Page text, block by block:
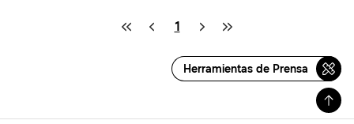
1
Herramientas de Prensa